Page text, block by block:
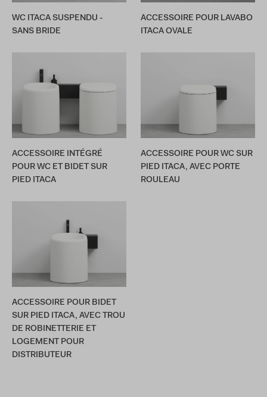
WC ITACA SUSPENDU -
SANS BRIDE
ACCESSOIRE POUR LAVABO
ITACA OVALE
ACCESSOIRE INTÉGRÉ
POUR WC ET BIDET SUR
PIED ITACA
ACCESSOIRE POUR WC SUR
PIED ITACA, AVEC PORTE
ROULEAU
ACCESSOIRE POUR BIDET
SUR PIED ITACA, AVEC TROU
DE ROBINETTERIE ET
LOGEMENT POUR
DISTRIBUTEUR